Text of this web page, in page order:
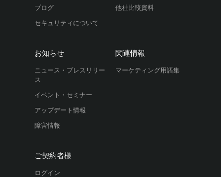
ブログ
セキュリティについて
他社比較資料
お知らせ
ニュース・プレスリリー
ス
イベント・セミナー
アップデート情報
障害情報
関連情報
マーケティング用語集
ご契約者様
ログイン